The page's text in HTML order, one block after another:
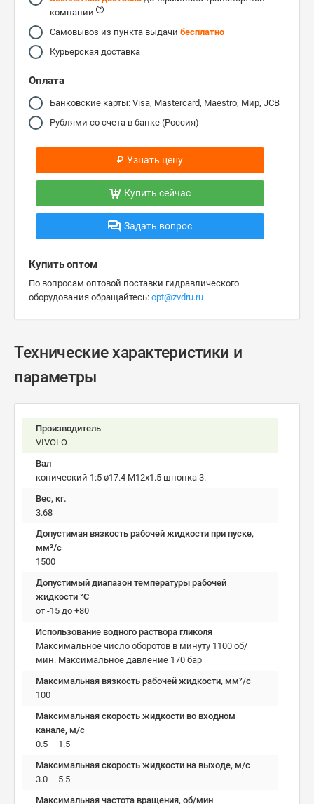
компании
Самовывоз из пункта выдачи бесплатно
Курьерская доставка
Оплата
Банковские карты: Visa, Mastercard, Maestro, Мир, JCB
Рублями со счета в банке (Россия)
₽ Узнать цену
Купить сейчас
Задать вопрос
Купить оптом
По вопросам оптовой поставки гидравлического
оборудования обращайтесь: opt@zvdru.ru
Технические характеристики и
параметры
Производитель
VIVOLO
Вал
конический 1:5 ø17.4 M12x1.5 шпонка 3.
Вес, кг.
3.68
Допустимая вязкость рабочей жидкости при пуске,
мм²/c
1500
Допустимый диапазон температуры рабочей
жидкости °C
от -15 до +80
Использование водного раствора гликоля
Максимальное число оборотов в минуту 1100 об/
мин. Максимальное давление 170 бар
Максимальная вязкость рабочей жидкости, мм²/c
100
Максимальная скорость жидкости во входном
канале, м/с
0.5 – 1.5
Максимальная скорость жидкости на выходе, м/с
3.0 – 5.5
Максимальная частота вращения, об/мин